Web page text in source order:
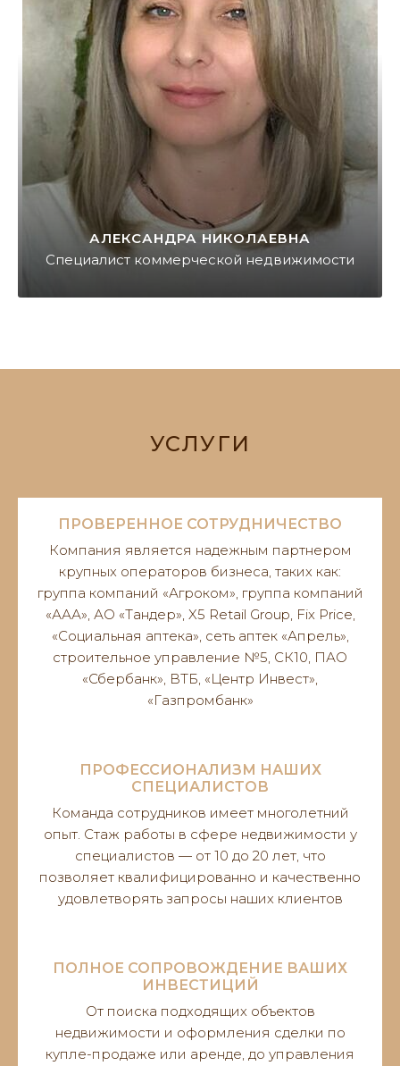
АЛЕКСАНДРА НИКОЛАЕВНА
Специалист коммерческой недвижимости
УСЛУГИ
ПРОВЕРЕННОЕ СОТРУДНИЧЕСТВО
Компания является надежным партнером
крупных операторов бизнеса, таких как:
группа компаний «Агроком», группа компаний
«ААА», АО «Тандер», X5 Retail Group, Fix Price,
«Социальная аптека», сеть аптек «Апрель»,
строительное управление №5, СК10, ПАО
«Сбербанк», ВТБ, «Центр Инвест»,
«Газпромбанк»
ПРОФЕССИОНАЛИЗМ НАШИХ
СПЕЦИАЛИСТОВ
Команда сотрудников имеет многолетний
опыт. Стаж работы в сфере недвижимости у
специалистов — от 10 до 20 лет, что
позволяет квалифицированно и качественно
удовлетворять запросы наших клиентов
ПОЛНОЕ СОПРОВОЖДЕНИЕ ВАШИХ
ИНВЕСТИЦИЙ
От поиска подходящих объектов
недвижимости и оформления сделки по
купле-продаже или аренде, до управления